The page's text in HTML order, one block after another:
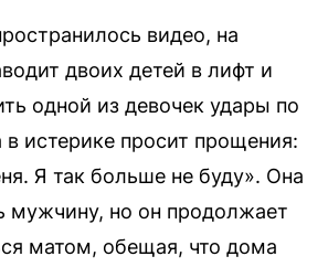
видео, на
двоих детей в лифт и
одной из девочек удары по
в истерике просит прощения:
Я так больше не буду». Она
мужчину, но он продолжает
матом, обещая, что дома